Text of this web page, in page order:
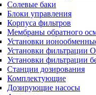
Солевые баки
Блоки управления
Корпуса фильтров
Мембраны обратного
Установки
Установки фильтрации
Установки фильтрации
Станции дозирования
Комплектующие
Дозирующие насосы